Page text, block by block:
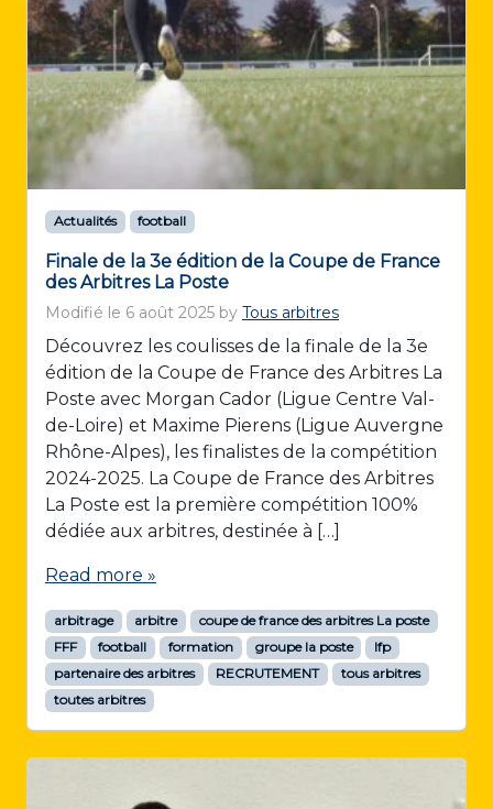
Actualités football
Finale de la 3e édition de la Coupe de France
des Arbitres La Poste
Modifié le 6 août 2025 by Tous arbitres
Découvrez les coulisses de la finale de la 3e
édition de la Coupe de France des Arbitres La
Poste avec Morgan Cador (Ligue Centre Val-
de-Loire) et Maxime Pierens (Ligue Auvergne
Rhône-Alpes), les finalistes de la compétition
2024-2025. La Coupe de France des Arbitres
La Poste est la première compétition 100%
dédiée aux arbitres, destinée à […]
Read more »
arbitrage arbitre
coupe de france des arbitres La poste
FFF
football formation groupe la poste
lfp
partenaire des arbitres
RECRUTEMENT
tous arbitres
toutes arbitres